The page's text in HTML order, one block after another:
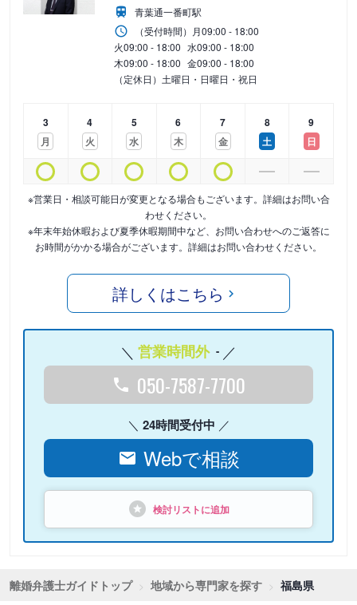
青葉通一番町駅
（受付時間） 月09:00 - 18:00
火09:00 - 18:00 水09:00 - 18:00
木09:00 - 18:00 金09:00 - 18:00
（定休日）土曜日・日曜日・祝日
3
月
4
火
5
水
6
木
7
金
8
土
9
日
※営業日・相談可能日が変更となる場合もございます。詳細はお問い合
わせください。
※年末年始休暇および夏季休暇期間中など、お問い合わせへのご返答に
お時間がかかる場合がございます。詳細はお問い合わせください。
詳しくはこちら
営業時間外 -
050-7587-7700
24時間受付中
Webで相談
検討リストに追加
離婚弁護士ガイドトップ 地域から専門家を探す 福島県